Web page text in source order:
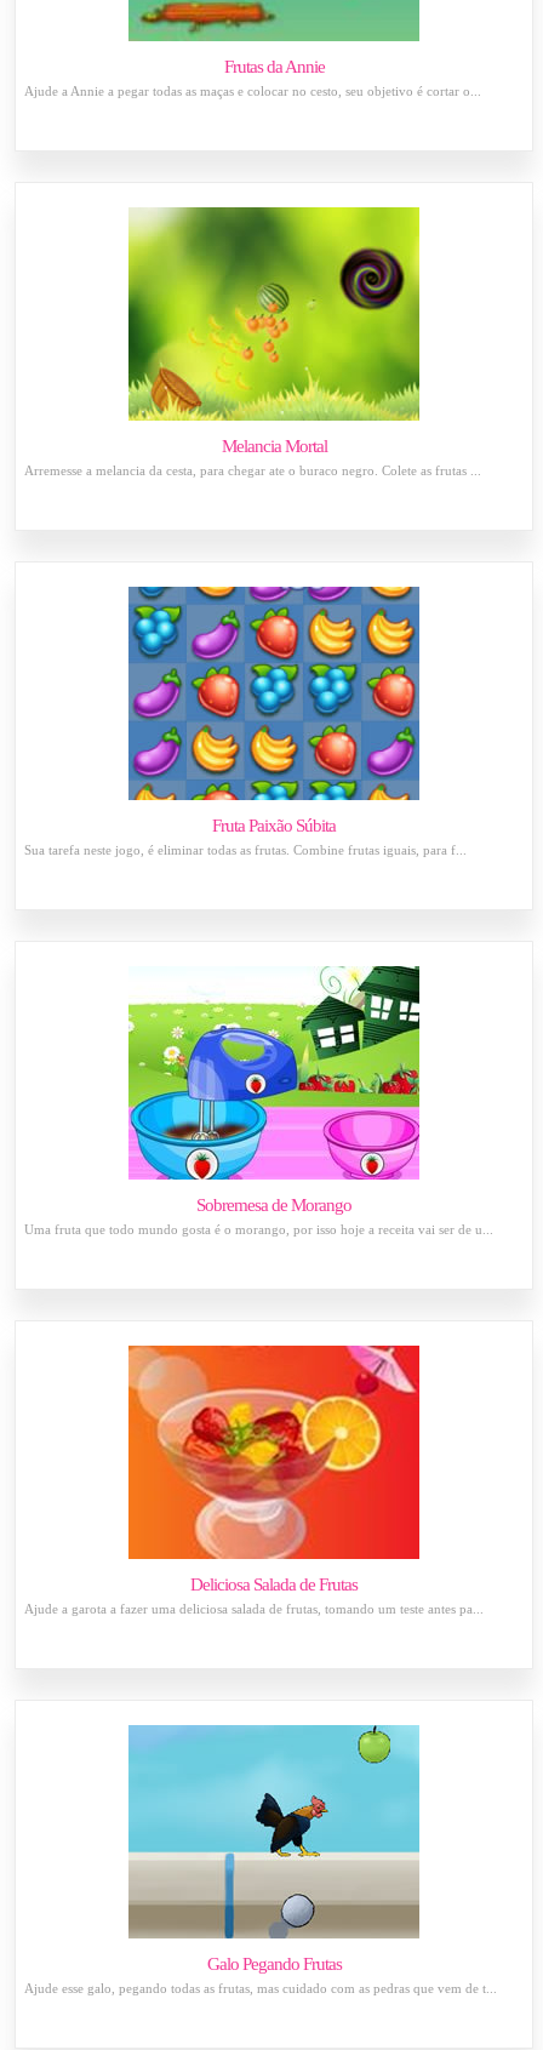
Frutas da Annie
Ajude a Annie a pegar todas as maças e colocar no cesto, seu objetivo é cortar o...
Melancia Mortal
Arremesse a melancia da cesta, para chegar ate o buraco negro. Colete as frutas ...
Fruta Paixão Súbita
Sua tarefa neste jogo, é eliminar todas as frutas. Combine frutas iguais, para f...
Sobremesa de Morango
Uma fruta que todo mundo gosta é o morango, por isso hoje a receita vai ser de u...
Deliciosa Salada de Frutas
Ajude a garota a fazer uma deliciosa salada de frutas, tomando um teste antes pa...
Galo Pegando Frutas
Ajude esse galo, pegando todas as frutas, mas cuidado com as pedras que vem de t...